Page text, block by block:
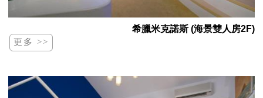
希臘米克諾斯 (海景雙人房2F)